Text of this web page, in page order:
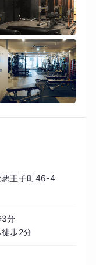
悪王子町46-4
3分
歩2分